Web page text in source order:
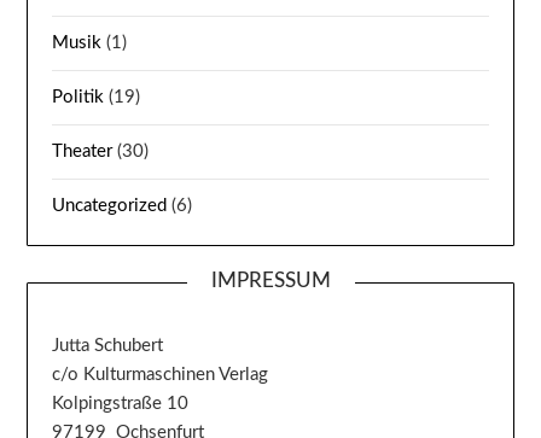
Musik (1)
Politik (19)
Theater(30)
Uncategorized (6)
IMPRESSUM
Jutta Schubert
c/o Kulturmaschinen Verlag
Kolpingstraße 10
97199 Ochsenfurt